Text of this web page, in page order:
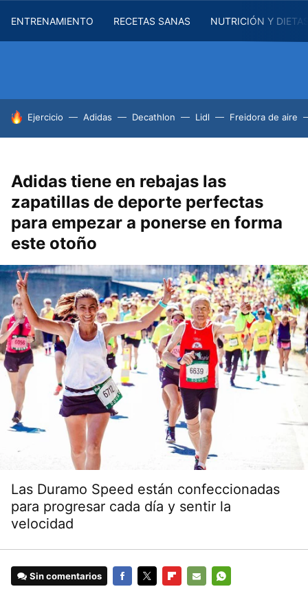
ENTRENAMIENTO RECETAS SANAS NUTRICIÓN Y
HOY SE HABLA DE
Ejercicio Adidas Decathlon Lidl Freidora de aire
Adidas tiene en rebajas las
zapatillas de deporte perfectas
para empezar a ponerse en forma
este otoño
Las Duramo Speed están confeccionadas
para progresar cada día y sentir la
velocidad
Sin comentarios